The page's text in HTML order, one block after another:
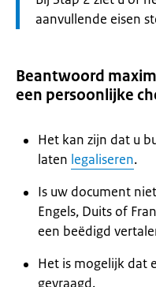
op:
aanvullende eisen
Beantwoord
een persoonlijke
Het kan zijn dat u
laten legaliseren.
Is uw document
Engels, Duits of
een beëdigd
Het is mogelijk dat
gevraagd.